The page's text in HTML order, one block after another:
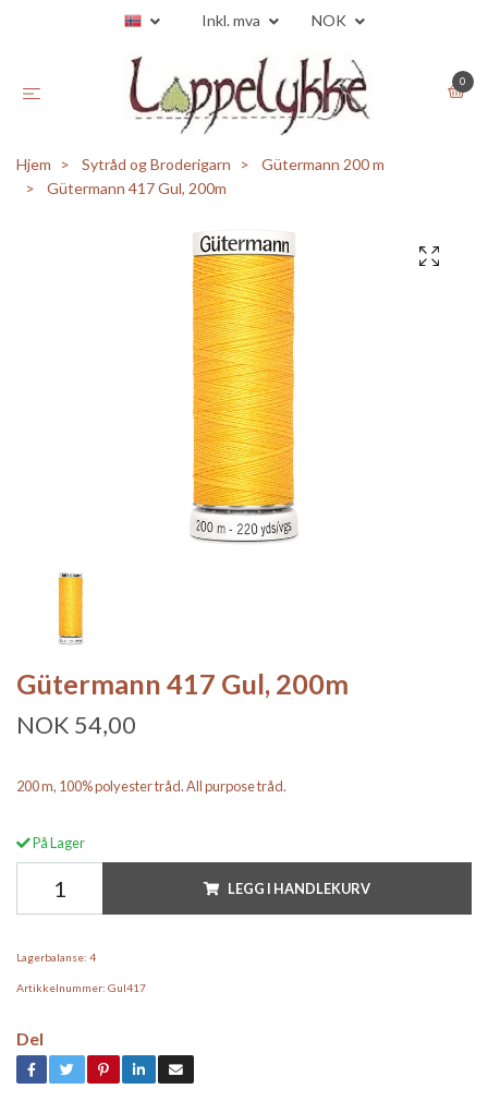
Inkl. mva NOK
0
Hjem Sytråd og Broderigarn
Gütermann 200 m
Gütermann 417 Gul, 200m
Gütermann 417 Gul, 200m
NOK 54,00
200 m, 100% polyester tråd. All purpose tråd.
På Lager
LEGG I HANDLEKURV
Lagerbalanse: 4
Artikkelnummer: Gul417
Del